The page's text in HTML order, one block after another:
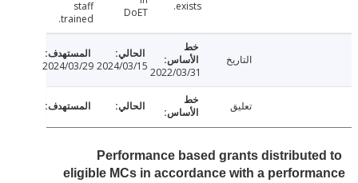
DoET
staff
trained.
2022/03/31
2024/03/15
2024/03/29
Performance based grants
eligible MCs in accordance with a